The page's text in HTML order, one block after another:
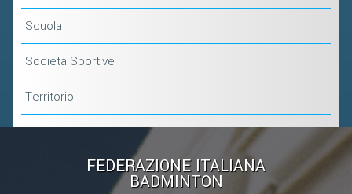
Scuola
Società Sportive
Territorio
FEDERAZIONE ITALIANA
BADMINTON